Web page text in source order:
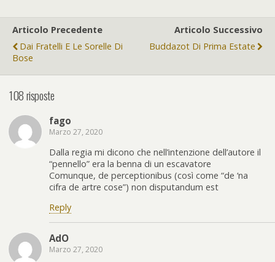
Articolo Precedente
Dai Fratelli E Le Sorelle Di
Bose
Articolo Successivo
Buddazot Di Prima Estate
108 risposte
fago
Marzo 27, 2020
Dalla regia mi dicono che nell’intenzione dell’autore il
“pennello” era la benna di un escavatore
Comunque, de perceptionibus (così come “de ‘na
cifra de artre cose”) non disputandum est
Reply
AdO
Marzo 27, 2020